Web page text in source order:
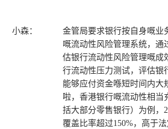
小森：
金管局要求银行按自身嘅业
嘅流动性风险管理系统，通
估银行流动性风险管理嘅成
行流动性压力测试，评估银
能够应付资金喺短时间内大
啦，香港银行嘅流动性相当
括大部分零售银行）为例，
覆盖比率超过150%，高于